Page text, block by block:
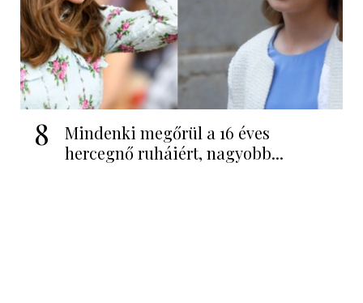
8
Mindenki megőrül a 16 éves
hercegnő ruháiért, nagyobb...